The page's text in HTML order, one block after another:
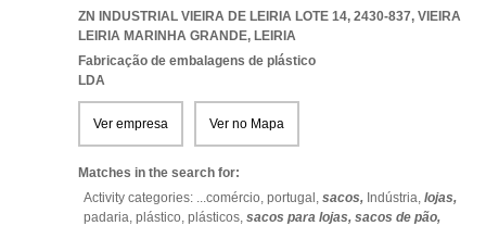
ZN INDUSTRIAL VIEIRA DE LEIRIA LOTE 14, 2430-837, VIEIRA
LEIRIA MARINHA GRANDE, LEIRIA
Fabricação de embalagens de plástico
LDA
Ver empresa Ver no Mapa
Matches in the search for:
Activity categories: ...comércio, portugal, sacos, Indústria, lojas,
padaria, plástico, plásticos, sacos para lojas, sacos de pão,